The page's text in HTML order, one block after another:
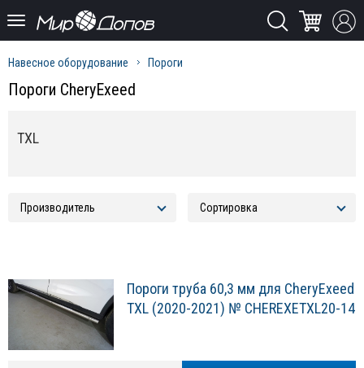
Навесное оборудование Пороги
Пороги CheryExeed
TXL
Пороги труба 60,3 мм для CheryExeed
TXL (2020-2021) № CHEREXETXL20-14